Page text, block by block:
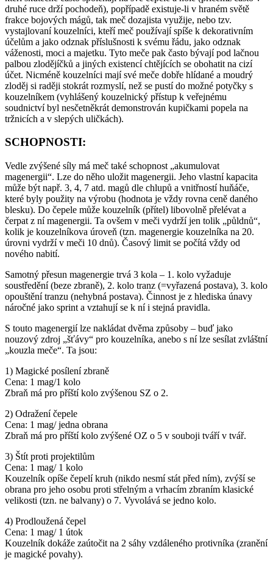
druhé ruce drží pochodeň), popřípadě existuje-li v hraném světě
frakce bojových mágů, tak meč dozajista využije, nebo tzv.
vystajlovaní kouzelníci, kteří meč používají spíše k dekorativním
účelům a jako odznak příslušnosti k svému řádu, jako odznak
váženosti, moci a majetku. Tyto meče pak často bývají pod lačnou
palbou zlodějíčků a jiných existencí chtějících se obohatit na cizí
účet. Nicméně kouzelníci mají své meče dobře hlídané a moudrý
zloděj si raději stokrát rozmyslí, než se pustí do možné potyčky s
kouzelníkem (vyhlášený kouzelnický přístup k veřejnému
soudnictví byl nesčetněkrát demonstrován kupičkami popela na
tržnicích a v slepých uličkách).
SCHOPNOSTI:
Vedle zvýšené síly má meč také schopnost „akumulovat
magenergii“. Lze do něho uložit magenergii. Jeho vlastní kapacita
může být např. 3, 4, 7 atd. magů dle chlupů a vnitřností huňáče,
které byly použity na výrobu (hodnota je vždy rovna ceně daného
blesku). Do čepele může kouzelník (přítel) libovolně přelévat a
čerpat z ní magenergii. Ta ovšem v meči vydrží jen tolik „půldnů“,
kolik je kouzelníkova úroveň (tzn. magenergie kouzelníka na 20.
úrovni vydrží v meči 10 dnů). Časový limit se počítá vždy od
nového nabití.
Samotný přesun magenergie trvá 3 kola – 1. kolo vyžaduje
soustředění (beze zbraně), 2. kolo tranz (=vyřazená postava), 3. kolo
opouštění tranzu (nehybná postava). Činnost je z hlediska únavy
náročné jako sprint a vztahují se k ní i stejná pravidla.
S touto magenergií lze nakládat dvěma způsoby – buď jako
nouzový zdroj „šťávy“ pro kouzelníka, anebo s ní lze sesílat zvláštní
„kouzla meče“. Ta jsou:
1) Magické posílení zbraně
Cena: 1 mag/1 kolo
Zbraň má pro příští kolo zvýšenou SZ o 2.
2) Odražení čepele
Cena: 1 mag/ jedna obrana
Zbraň má pro příští kolo zvýšené OZ o 5 v souboji tváří v tvář.
3) Štít proti projektilům
Cena: 1 mag/ 1 kolo
Kouzelník opíše čepelí kruh (nikdo nesmí stát před ním), zvýší se
obrana pro jeho osobu proti střelným a vrhacím zbraním klasické
velikosti (tzn. ne balvany) o 7. Vyvolává se jedno kolo.
4) Prodloužená čepel
Cena: 1 mag/ 1 útok
Kouzelník dokáže zaútočit na 2 sáhy vzdáleného protivníka (zranění
je magické povahy).